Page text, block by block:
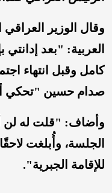
وقال الوزير
العربية: "بعد
كامل وقبل انتهاء
صدام حسين "تحكي
وأضاف: "قلت له لن
الجلسة، وأُبلغت
للإقامة الجبرية".